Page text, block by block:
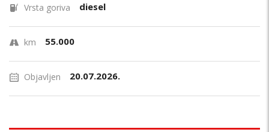
Vrsta goriva diesel
km 55.000
Objavljen 20.07.2026.